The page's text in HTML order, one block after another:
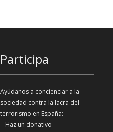
Participa
Ayúdanos a concienciar a la
sociedad contra la lacra del
terrorismo en España:
Haz un donativo